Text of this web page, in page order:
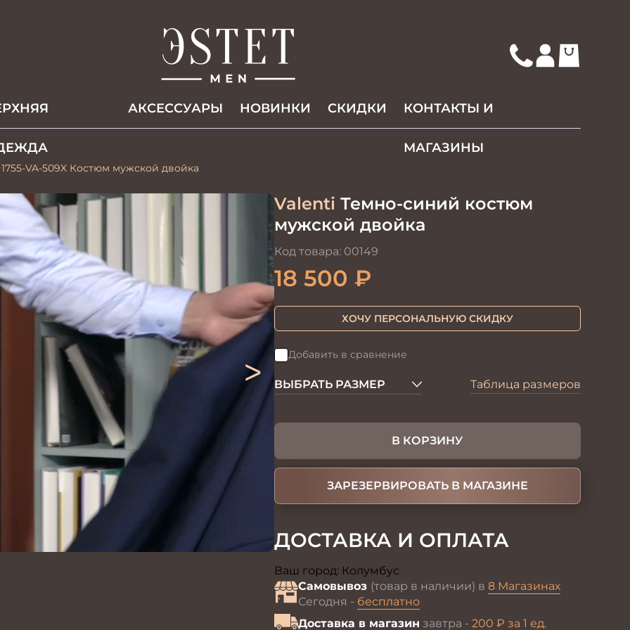
АКCЕССУАРЫ НОВИНКИ СКИДКИ КОНТАКТЫ И
МАГАЗИНЫ
1755-VA-509X Костюм мужской двойка
>
Valenti Темно-синий костюм
мужской двойка
Код товара: 00149
18 500 ₽
ХОЧУ ПЕРСОНАЛЬНУЮ СКИДКУ
Добавить в сравнение
ВЫБРАТЬ РАЗМЕР Таблица размеров
В КОРЗИНУ
ЗАРЕЗЕРВИРОВАТЬ В МАГАЗИНЕ
ДОСТАВКА И ОПЛАТА
Ваш город: Колумбус
Самовывоз (товар в наличии) в 8 Магазинах
Сегодня - бесплатно
Доставка в магазин завтра - 200 ₽ за 1 ед.